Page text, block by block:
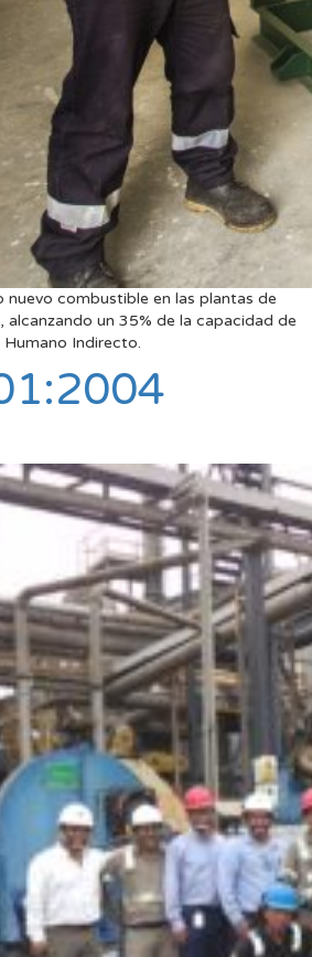
nuevo combustible en las plantas de
alcanzando un 35% de la capacidad de
Indirecto.